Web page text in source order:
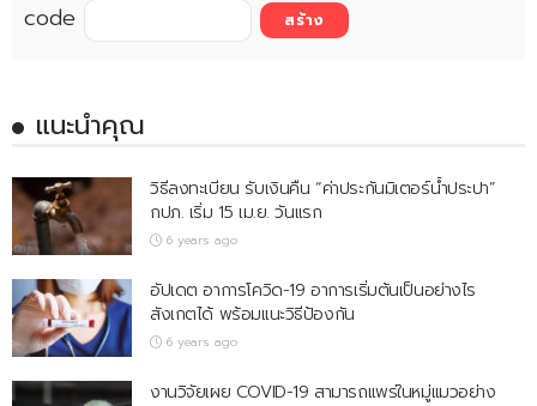
code
แนะนำคุณ
วิธีลงทะเบียน รับเงินคืน “ค่าประกันมิเตอร์น้ำประปา”
กปภ. เริ่ม 15 เม.ย. วันแรก
6 years ago
อัปเดต อาการโควิด-19 อาการเริ่มต้นเป็นอย่างไร
สังเกตได้ พร้อมแนะวิธีป้องกัน
6 years ago
งานวิจัยเผย COVID-19 สามารถแพร่ในหมู่แมวอย่าง